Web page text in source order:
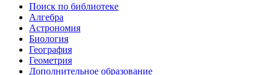
Поиск по библиотеке
Алгебра
Астрономия
Биология
География
Геометрия
Дополнительное образование